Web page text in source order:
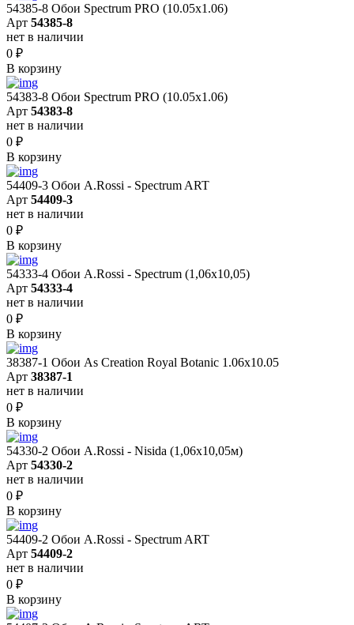
54385-8 Обои Spectrum PRO (10.05х1.06)
Арт 54385-8
нет в наличии
0 ₽
В корзину
54383-8 Обои Spectrum PRO (10.05х1.06)
Арт 54383-8
нет в наличии
0 ₽
В корзину
54409-3 Обои A.Rossi - Spectrum ART
Арт 54409-3
нет в наличии
0 ₽
В корзину
54333-4 Обои A.Rossi - Spectrum (1,06x10,05)
Арт 54333-4
нет в наличии
0 ₽
В корзину
38387-1 Обои As Creation Royal Botanic 1.06x10.05
Арт 38387-1
нет в наличии
0 ₽
В корзину
54330-2 Обои A.Rossi - Nisida (1,06x10,05м)
Арт 54330-2
нет в наличии
0 ₽
В корзину
54409-2 Обои A.Rossi - Spectrum ART
Арт 54409-2
нет в наличии
0 ₽
В корзину